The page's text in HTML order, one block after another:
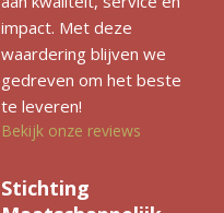
impact. Met deze
waardering blijven we
gedreven om het beste
te leveren!
Bekijk onze reviews
Stichting